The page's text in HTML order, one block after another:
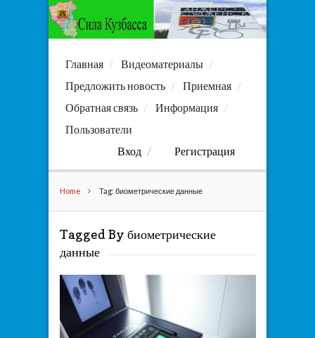
Главная
Видеоматериалы
Предложить новость
Приемная
Обратная связь
Информация
Пользователи
Вход
Регистрация
Home Tag: биометрические данные
Tagged By биометрические
данные